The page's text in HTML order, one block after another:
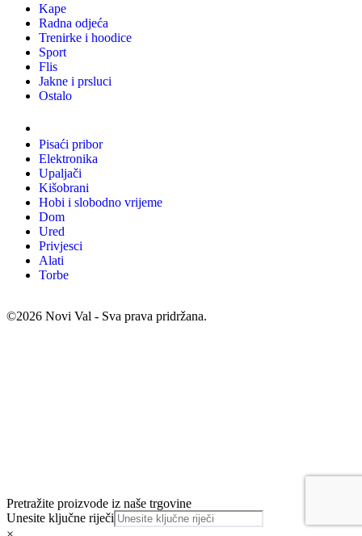
Kape
Radna odjeća
Trenirke i hoodice
Sport
Flis
Jakne i prsluci
Ostalo
Pisaći pribor
Elektronika
Upaljači
Kišobrani
Hobi i slobodno vrijeme
Dom
Ured
Privjesci
Alati
Torbe
©2026 Novi Val - Sva prava pridržana.
Pretražite proizvode iz naše trgovine
Unesite ključne riječi